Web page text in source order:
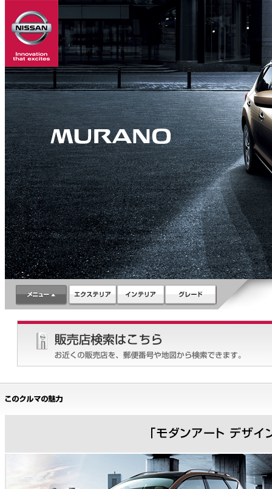
機能・快適性
走行性能
スペック